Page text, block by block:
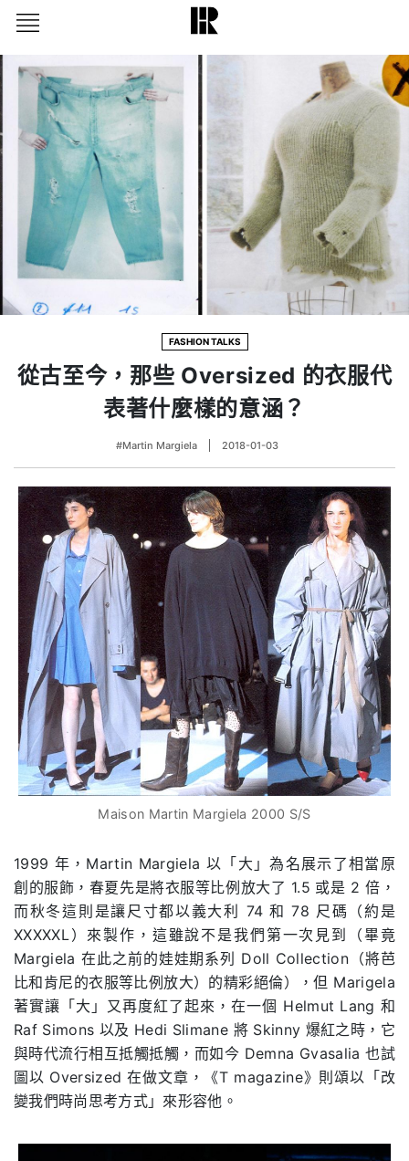
FASHION TALKS
從古至今，那些 Oversized 的衣服代
表著什麼樣的意涵？
#Martin Margiela 2018-01-03
Maison Martin Margiela 2000 S/S
1999 年，Martin Margiela 以「大」為名展示了相當原
創的服飾，春夏先是將衣服等比例放大了 1.5 或是 2 倍，
而秋冬這則是讓尺寸都以義大利 74 和 78 尺碼（約是
XXXXXL）來製作，這雖說不是我們第一次見到（畢竟
Margiela 在此之前的娃娃期系列 Doll Collection（將芭
比和肯尼的衣服等比例放大）的精彩絕倫），但 Marigela
著實讓「大」又再度紅了起來，在一個 Helmut Lang 和
Raf Simons 以及 Hedi Slimane 將 Skinny 爆紅之時，它
與時代流行相互抵觸抵觸，而如今 Demna Gvasalia 也試
圖以 Oversized 在做文章，《T magazine》則頌以「改
變我們時尚思考方式」來形容他。